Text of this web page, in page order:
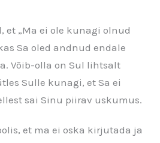
et „Ma ei ole kunagi olnud
Sa oled andnud endale
Võib-olla on Sul lihtsalt
Sulle kunagi, et Sa ei
sai Sinu piirav uskumus.
et ma ei oska kirjutada ja